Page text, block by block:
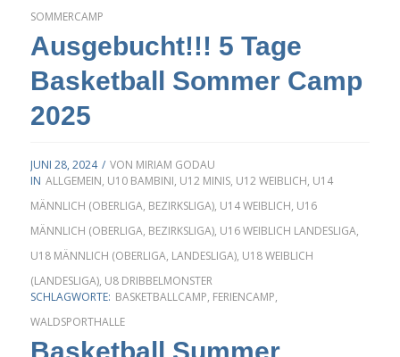
SOMMERCAMP
Ausgebucht!!! 5 Tage
Basketball Sommer Camp
2025
JUNI 28, 2024 / VON MIRIAM GODAU
IN ALLGEMEIN, U10 BAMBINI, U12 MINIS, U12 WEIBLICH, U14
MÄNNLICH (OBERLIGA, BEZIRKSLIGA), U14 WEIBLICH, U16
MÄNNLICH (OBERLIGA, BEZIRKSLIGA), U16 WEIBLICH LANDESLIGA,
U18 MÄNNLICH (OBERLIGA, LANDESLIGA), U18 WEIBLICH
(LANDESLIGA), U8 DRIBBELMONSTER
SCHLAGWORTE: BASKETBALLCAMP, FERIENCAMP,
WALDSPORTHALLE
Basketball Summer